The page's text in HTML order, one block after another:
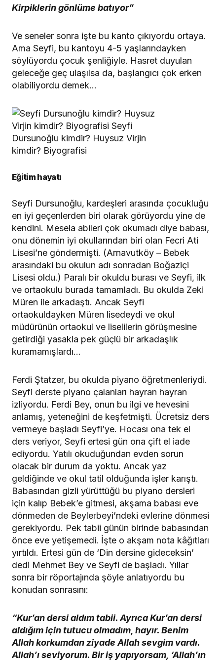
Kirpiklerin gönlüme batıyor”
Ve seneler sonra işte bu kanto çıkıyordu ortaya.
Ama Seyfi, bu kantoyu 4-5 yaşlarındayken
söylüyordu çocuk şenliğiyle. Hasret duyulan
geleceğe geç ulaşılsa da, başlangıcı çok erken
olabiliyordu demek…
Eğitim hayatı
Seyfi Dursunoğlu, kardeşleri arasında çocukluğu
en iyi geçenlerden biri olarak görüyordu yine de
kendini. Mesela abileri çok okumadı diye babası,
onu dönemin iyi okullarından biri olan Fecri Ati
Lisesi’ne göndermişti. (Arnavutköy – Bebek
arasındaki bu okulun adı sonradan Boğaziçi
Lisesi oldu.) Paralı bir okuldu burası ve Seyfi, ilk
ve ortaokulu burada tamamladı. Bu okulda Zeki
Müren ile arkadaştı. Ancak Seyfi
ortaokuldayken Müren lisedeydi ve okul
müdürünün ortaokul ve liselilerin görüşmesine
getirdiği yasakla pek güçlü bir arkadaşlık
kuramamışlardı…
Ferdi Ştatzer, bu okulda piyano öğretmenleriydi.
Seyfi derste piyano çalanları hayran hayran
izliyordu. Ferdi Bey, onun bu ilgi ve hevesini
anlamış, yeteneğini de keşfetmişti. Ücretsiz ders
vermeye başladı Seyfi’ye. Hocası ona tek el
ders veriyor, Seyfi ertesi gün ona çift el iade
ediyordu. Yatılı okuduğundan evden sorun
olacak bir durum da yoktu. Ancak yaz
geldiğinde ve okul tatil olduğunda işler karıştı.
Babasından gizli yürüttüğü bu piyano dersleri
için kalıp Bebek’e gitmesi, akşama babası eve
dönmeden de Beylerbeyi’ndeki evlerine dönmesi
gerekiyordu. Pek tabii günün birinde babasından
önce eve yetişemedi. İşte o akşam nota kâğıtları
yırtıldı. Ertesi gün de ‘Din dersine gideceksin’
dedi Mehmet Bey ve Seyfi de başladı. Yıllar
sonra bir röportajında şöyle anlatıyordu bu
konudan sonrasını:
“Kur’an dersi aldım tabii. Ayrıca Kur’an dersi
aldığım için tutucu olmadım, hayır. Benim
Allah korkumdan ziyade Allah sevgim vardı.
Allah’ı seviyorum. Bir iş yapıyorsam, ‘Allah’ın